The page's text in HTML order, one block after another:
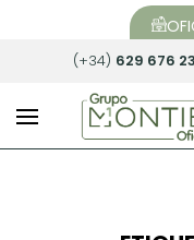
(+34) 629 676